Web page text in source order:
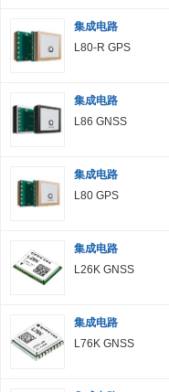
集成电路
L80-R GPS
集成电路
L86 GNSS
集成电路
L80 GPS
集成电路
L26K GNSS
集成电路
L76K GNSS